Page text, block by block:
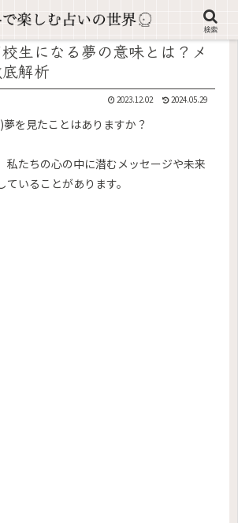
ます。
校生になる夢の意味とは？メ
解析
2023.12.02 2024.05.29
を見たことはありますか？
私たちの心の中に潜むメッセージや未来
いることがあります。
検索